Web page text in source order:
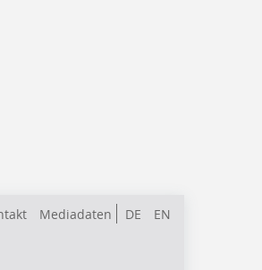
DE EN
Mediadaten